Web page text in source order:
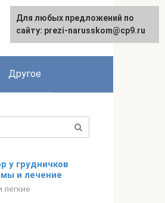
Другое
у грудничков
и лечение
легкие
Для любых предложений по
сайту: prezi-narusskom@cp9.ru